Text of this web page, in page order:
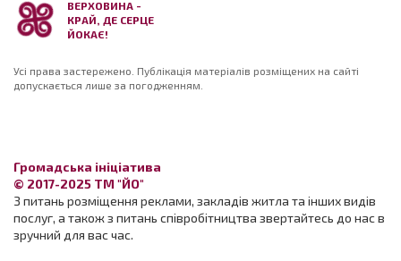
ВЕРХОВИНА -
КРАЙ, ДЕ СЕРЦЕ
ЙОКАЄ!
Усі права застережено. Публікація матеріалів розміщених на сайті
допускається лише за погодженням.
Громадська ініціатива
© 2017-2025 ТМ "ЙО"
З питань розміщення реклами, закладів житла та інших видів
послуг, а також з питань співробітництва звертайтесь до нас в
зручний для вас час.